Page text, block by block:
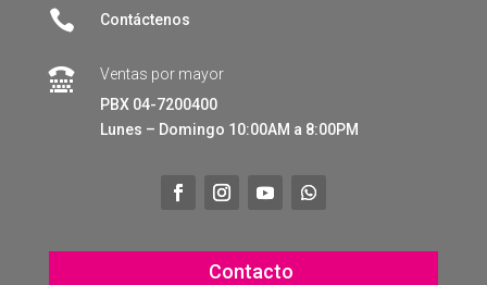
 Contáctenos

Ventas por mayor
PBX 04-7200400
Lunes – Domingo 10:00AM a 8:00PM
Contacto